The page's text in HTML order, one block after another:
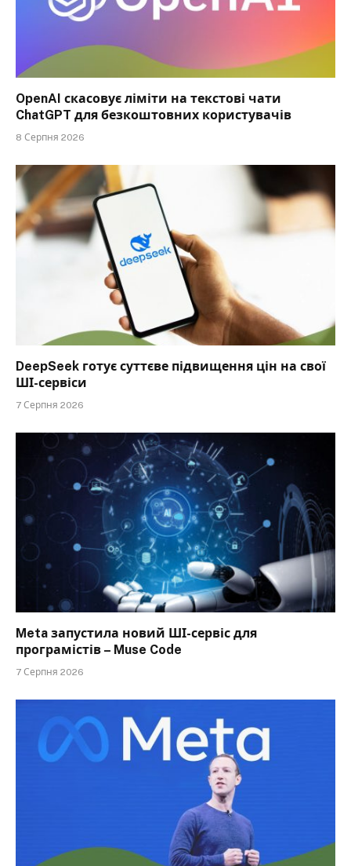
OpenAI скасовує ліміти на текстові чати
ChatGPT для безкоштовних користувачів
8 Серпня 2026
DeepSeek готує суттєве підвищення цін на свої
ШІ-сервіси
7 Серпня 2026
Meta запустила новий ШІ-сервіс для
програмістів – Muse Code
7 Серпня 2026